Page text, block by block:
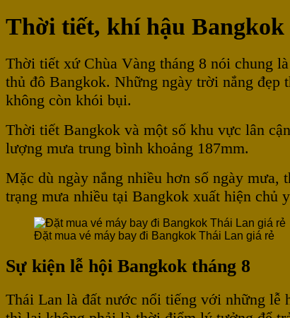
Thời tiết, khí hậu Bangkok
Thời tiết xứ Chùa Vàng tháng 8 nói chung
thủ đô Bangkok. Những ngày trời nắng đẹp
không còn khói bụi.
Thời tiết Bangkok và một số khu vực lân
lượng mưa trung bình khoảng 187mm.
Mặc dù ngày nắng nhiều hơn số ngày
trạng mưa nhiều tại Bangkok xuất hiện chủ
Đặt mua vé máy bay đi Bangkok Thái Lan giá rẻ
Sự kiện lễ hội Bangkok tháng 8
Thái Lan là đất nước nổi tiếng với những lễ